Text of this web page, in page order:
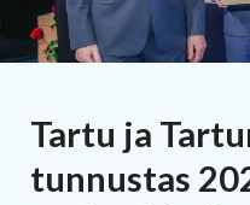
Tartu ja
tunnustas